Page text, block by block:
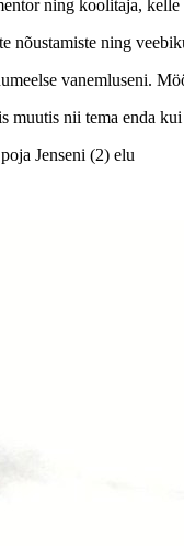
ning koolitaja, kelle
nõustamiste ning
vanemluseni.
muutis nii tema enda
Jenseni (2) elu